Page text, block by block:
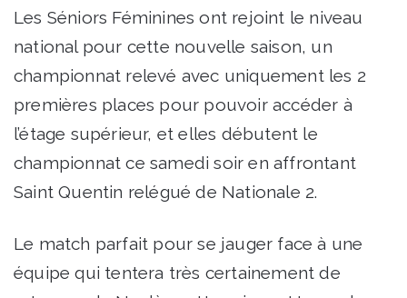
Les Séniors Féminines ont rejoint le niveau
national pour cette nouvelle saison, un
championnat relevé avec uniquement les 2
premières places pour pouvoir accéder à
l’étage supérieur, et elles débutent le
championnat ce samedi soir en affrontant
Saint Quentin relégué de Nationale 2.
Le match parfait pour se jauger face à une
équipe qui tentera très certainement de